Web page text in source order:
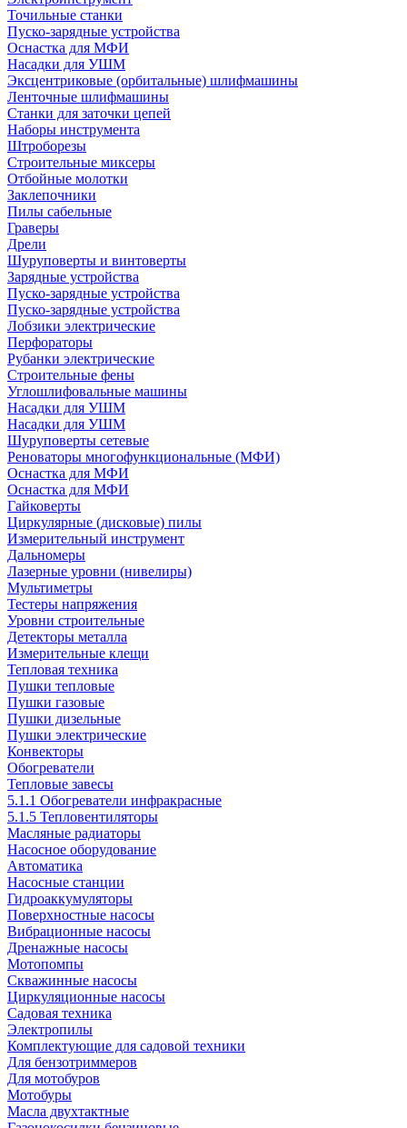
Точильные станки
Пуско-зарядные устройства
Оснастка для МФИ
Насадки для УШМ
Эксцентриковые (орбитальные) шлифмашины
Ленточные шлифмашины
Станки для заточки цепей
Наборы инструмента
Штроборезы
Строительные миксеры
Отбойные молотки
Заклепочники
Пилы сабельные
Граверы
Дрели
Шуруповерты и винтоверты
Зарядные устройства
Пуско-зарядные устройства
Пуско-зарядные устройства
Лобзики электрические
Перфораторы
Рубанки электрические
Строительные фены
Углошлифовальные машины
Насадки для УШМ
Насадки для УШМ
Шуруповерты сетевые
Реноваторы многофункциональные (МФИ)
Оснастка для МФИ
Оснастка для МФИ
Гайковерты
Циркулярные (дисковые) пилы
Измерительный инструмент
Дальномеры
Лазерные уровни (нивелиры)
Мультиметры
Тестеры напряжения
Уровни строительные
Детекторы металла
Измерительные клещи
Тепловая техника
Пушки тепловые
Пушки газовые
Пушки дизельные
Пушки электрические
Конвекторы
Обогреватели
Тепловые завесы
5.1.1 Обогреватели инфракрасные
5.1.5 Тепловентиляторы
Масляные радиаторы
Насосное оборудование
Автоматика
Насосные станции
Гидроаккумуляторы
Поверхностные насосы
Вибрационные насосы
Дренажные насосы
Мотопомпы
Скважинные насосы
Циркуляционные насосы
Садовая техника
Электропилы
Комплектующие для садовой техники
Для бензотриммеров
Для мотобуров
Мотобуры
Масла двухтактные